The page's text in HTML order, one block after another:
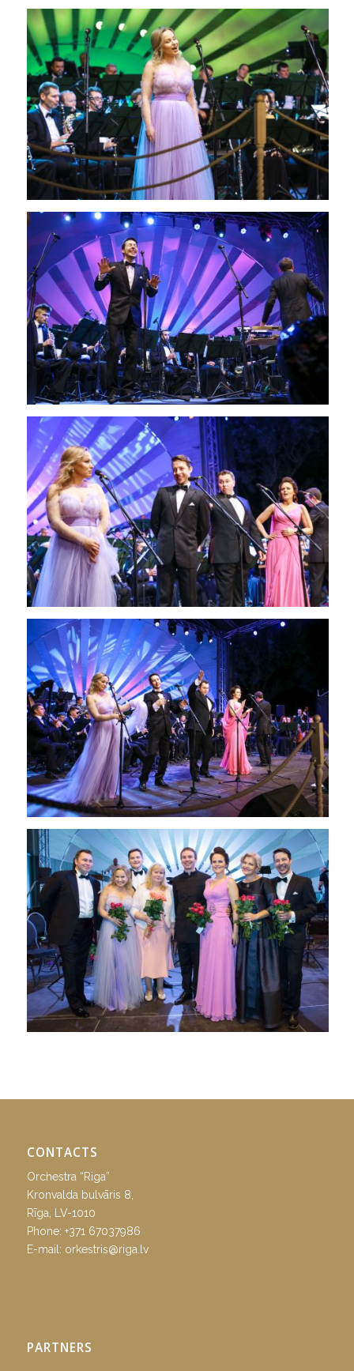
CONTACTS
Orchestra “Riga”
Kronvalda bulvāris 8,
Rīga, LV-1010
Phone: +371 67037986
E-mail: orkestris@riga.lv
PARTNERS